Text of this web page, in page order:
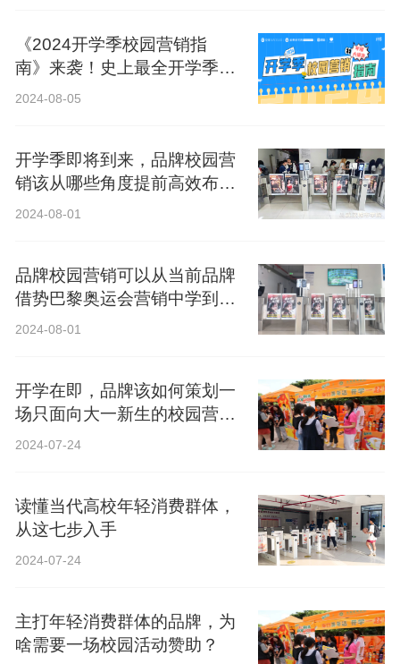
《2024开学季校园营销指
南》来袭！史上最全开学季营
销攻略！
2024-08-05
开学季即将到来，品牌校园营
销该从哪些角度提前高效布
局？
2024-08-01
品牌校园营销可以从当前品牌
借势巴黎奥运会营销中学到什
么？
2024-08-01
开学在即，品牌该如何策划一
场只面向大一新生的校园营
销？
2024-07-24
读懂当代高校年轻消费群体，
从这七步入手
2024-07-24
主打年轻消费群体的品牌，为
啥需要一场校园活动赞助？